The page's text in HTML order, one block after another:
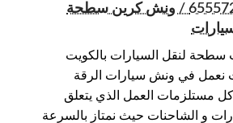
ونش الرقة / 65557275 / ونش كرين سطحة
سطحة لنقل السيارات بالكويت
في ونش سيارات الرقة
مستلزمات العمل الذي يتعلق
و الشاحنات حيث نمتاز بالسرعة